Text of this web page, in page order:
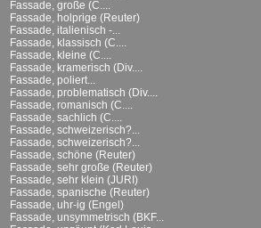
Fassade, große (C....
Fassade, holprige (Reuter)
Fassade, italienisch -...
Fassade, klassisch (C....
Fassade, kleine (C....
Fassade, kramerisch (Div....
Fassade, poliert...
Fassade, problematisch (Div....
Fassade, romanisch (C....
Fassade, sachlich (C....
Fassade, schweizerisch?...
Fassade, schweizerisch?...
Fassade, schöne (Reuter)
Fassade, sehr große (Reuter)
Fassade, sehr klein (JURI)
Fassade, spanische (Reuter)
Fassade, uhr-ig (Engel)
Fassade, unsymmetrisch (BKF...